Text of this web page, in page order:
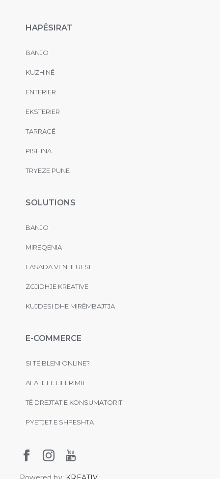
HAPËSIRAT
BANJO
KUZHINË
ENTERIER
EKSTERIER
TARRACË
PISHINA
TRYEZË PUNE
SOLUTIONS
BANJO
MIRËQENIA
FASADA VENTILUESE
ZGJIDHJE KREATIVE
KUJDESI DHE MIRËMBAJTJA
E-COMMERCE
SI TË BLENI ONLINE?
AFATET E LIFERIMIT
TË DREJTAT E KONSUMATORIT
PYETJET E SHPESHTA